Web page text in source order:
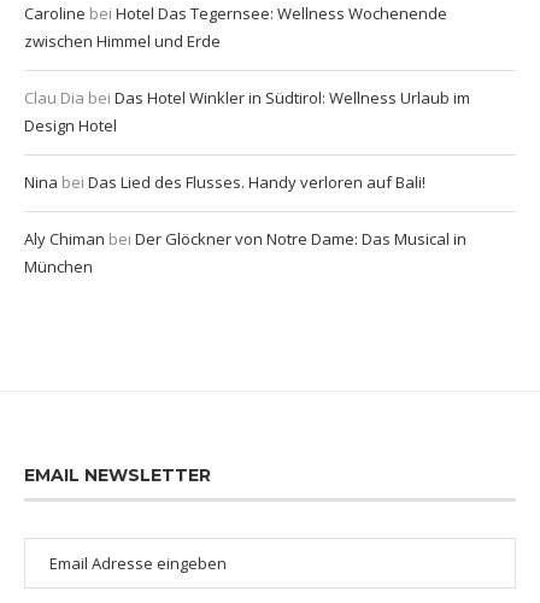
Caroline bei Hotel Das Tegernsee: Wellness Wochenende
zwischen Himmel und Erde
Clau Dia bei Das Hotel Winkler in Südtirol: Wellness Urlaub im
Design Hotel
Nina bei Das Lied des Flusses. Handy verloren auf Bali!
Aly Chiman bei Der Glöckner von Notre Dame: Das Musical in
München
EMAIL NEWSLETTER